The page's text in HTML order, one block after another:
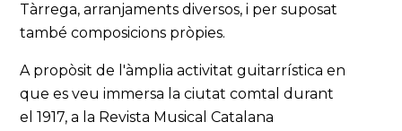
Tàrrega, arranjaments diversos, i per suposat
també composicions pròpies.
A propòsit de l'àmplia activitat guitarrística en
que es veu immersa la ciutat comtal durant
el 1917, a la Revista Musical Catalana